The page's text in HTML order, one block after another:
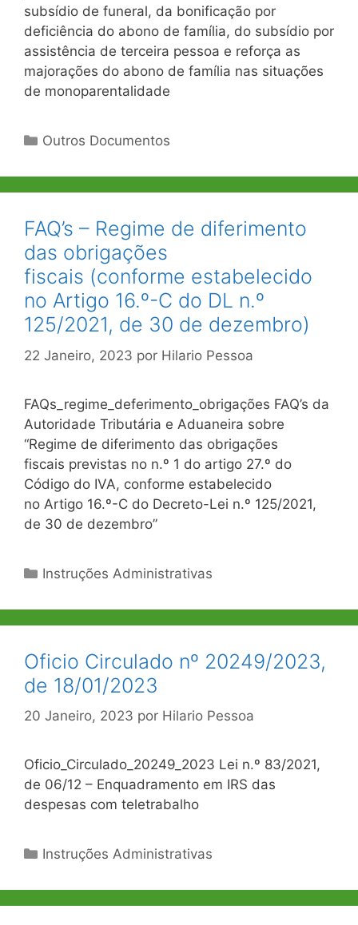
subsídio de funeral, da bonificação por
deficiência do abono de família, do subsídio por
assistência de terceira pessoa e reforça as
majorações do abono de família nas situações
de monoparentalidade
Categorias
Outros Documentos
FAQ’s – Regime de diferimento
das obrigações
fiscais (conforme estabelecido
no Artigo 16.º-C do DL n.º
125/2021, de 30 de dezembro)
22 Janeiro, 2023 por Hilario Pessoa
FAQs_regime_deferimento_obrigações FAQ’s da
Autoridade Tributária e Aduaneira sobre
“Regime de diferimento das obrigações
fiscais previstas no n.º 1 do artigo 27.º do
Código do IVA, conforme estabelecido
no Artigo 16.º-C do Decreto-Lei n.º 125/2021,
de 30 de dezembro”
Categorias
Instruções Administrativas
Oficio Circulado nº 20249/2023,
de 18/01/2023
20 Janeiro, 2023 por Hilario Pessoa
Oficio_Circulado_20249_2023 Lei n.º 83/2021,
de 06/12 – Enquadramento em IRS das
despesas com teletrabalho
Categorias
Instruções Administrativas